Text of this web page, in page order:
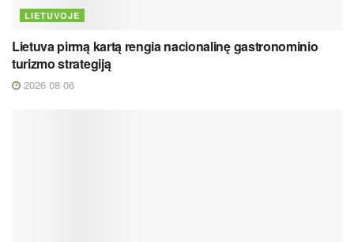
LIETUVOJE
Lietuva pirmą kartą rengia nacionalinę gastronominio
turizmo strategiją
2026 08 06